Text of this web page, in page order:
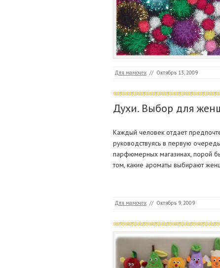
Для мамочек // Октябрь 13, 2009
Духи. Выбор для
Каждый человек отдает
руководствуясь в первую
парфюмерных магазинах, порой
том, какие ароматы выбирают
Для мамочек // Октябрь 9, 2009